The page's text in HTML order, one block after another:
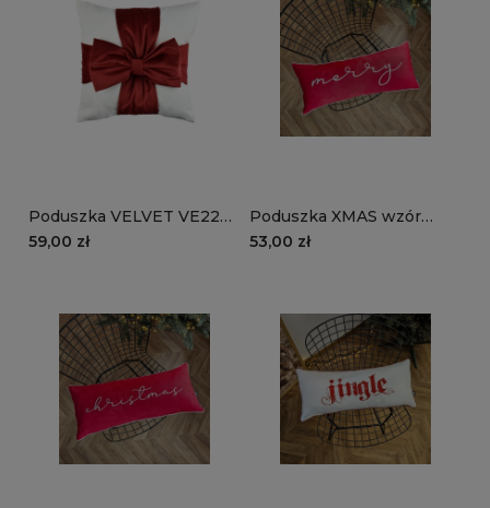
Poduszka VELVET VE2231
| Czerwona kokarda
59,00 zł
Poduszka XMAS wzór
XM34 | Czerwone Merry
53,00 zł